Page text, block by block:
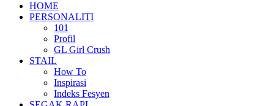
HOME
PERSONALITI
101
Profil
GL Girl Crush
STAIL
How To
Inspirasi
Indeks Fesyen